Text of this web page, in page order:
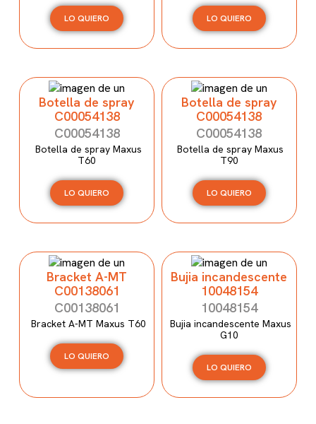
LO QUIERO LO QUIERO
Botella de spray
C00054138
C00054138
Botella de spray Maxus
T60
LO QUIERO
Botella de spray
C00054138
C00054138
Botella de spray Maxus
T90
LO QUIERO
Bracket A-MT
C00138061
C00138061
Bracket A-MT Maxus T60
LO QUIERO
Bujia incandescente
10048154
10048154
Bujia incandescente Maxus
G10
LO QUIERO